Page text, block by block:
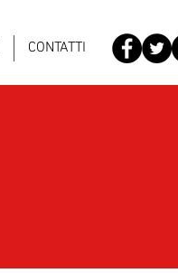
CONTATTI